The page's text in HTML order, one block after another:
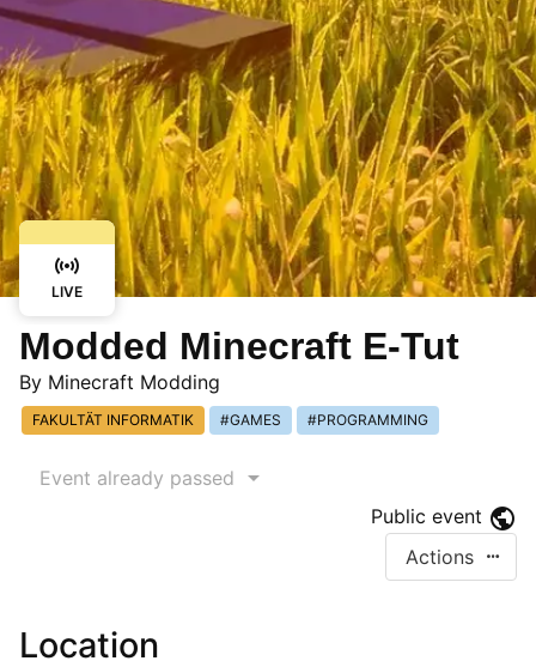
LIVE
Modded Minecraft E-Tut
By Minecraft Modding
FAKULTÄT INFORMATIK GAMES PROGRAMMING
Event already passed
Public event
Actions
Location